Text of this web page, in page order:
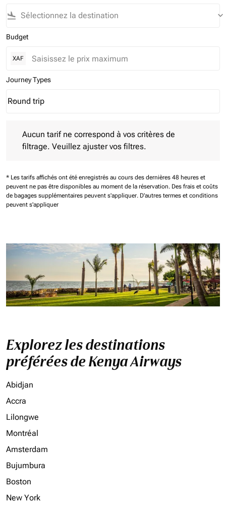
flight_land keyboard_arrow_down
Budget
XAF
Journey Types
Journey Types option Round trip Selected
Round trip
keyboard_arrow_down
Aucun tarif ne correspond à vos critères de
filtrage. Veuillez ajuster vos filtres.
* Les tarifs affichés ont été enregistrés au cours des dernières 48 heures et
peuvent ne pas être disponibles au moment de la réservation. Des frais et coûts
de bagages supplémentaires peuvent s'appliquer. D'autres termes et conditions
peuvent s'appliquer
Explorez les destinations
préférées de Kenya Airways
Abidjan
Accra
Lilongwe
Montréal
Amsterdam
Bujumbura
Boston
New York